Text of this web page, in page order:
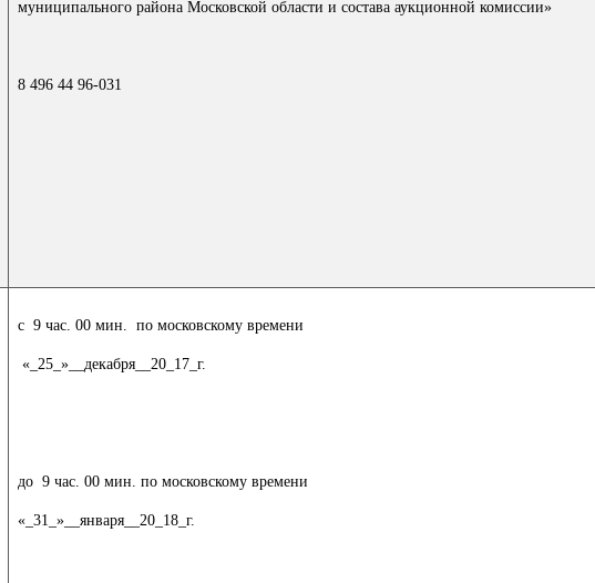
муниципального района Московской области и состава аукционной комиссии»
8 496 44 96-031
с 9 час. 00 мин. по московскому времени
«_25_»__декабря__20_17_г.
до 9 час. 00 мин. по московскому времени
«_31_»__января__20_18_г.